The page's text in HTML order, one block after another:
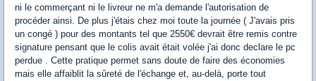
ni le commerçant ni le livreur ne m'a demande l'autorisation de
procéder ainsi. De plus j'étais chez moi toute la journée ( J'avais pris
un congé ) pour des montants tel que 2550€ devrait être remis contre
signature pensant que le colis avait était volée j'ai donc declare le pc
perdue . Cette pratique permet sans doute de faire des économies
mais elle affaiblit la sûreté de l'échange et, au-delà, porte tout